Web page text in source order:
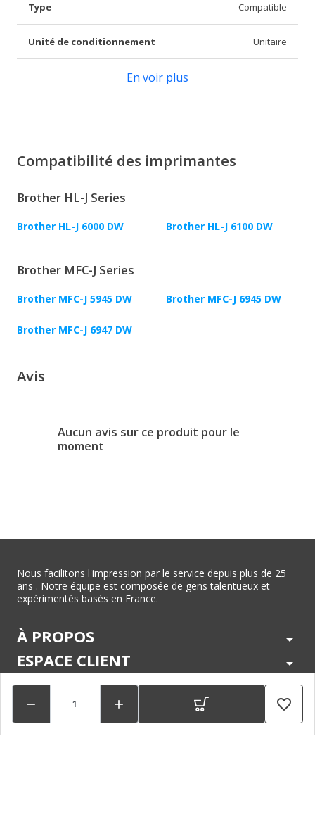
  favorite_border
Type Compatible
Unité de conditionnement Unitaire
En voir plus
Compatibilité des imprimantes
Brother HL-J Series
Brother HL-J 6000 DW Brother HL-J 6100 DW
Brother MFC-J Series
Brother MFC-J 5945 DW Brother MFC-J 6945 DW
Brother MFC-J 6947 DW
Avis
Aucun avis sur ce produit pour le
moment
Nous facilitons l'impression par le service depuis plus de 25
ans . Notre équipe est composée de gens talentueux et
expérimentés basés en France.
À PROPOS arrow_drop_down
ESPACE CLIENT arrow_drop_down
CENTRE D'AIDE arrow_drop_down
LÉGAL arrow_drop_down
MARQUES arrow_drop_down